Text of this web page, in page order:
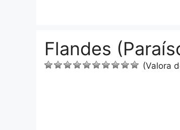
Flandes
(Valora